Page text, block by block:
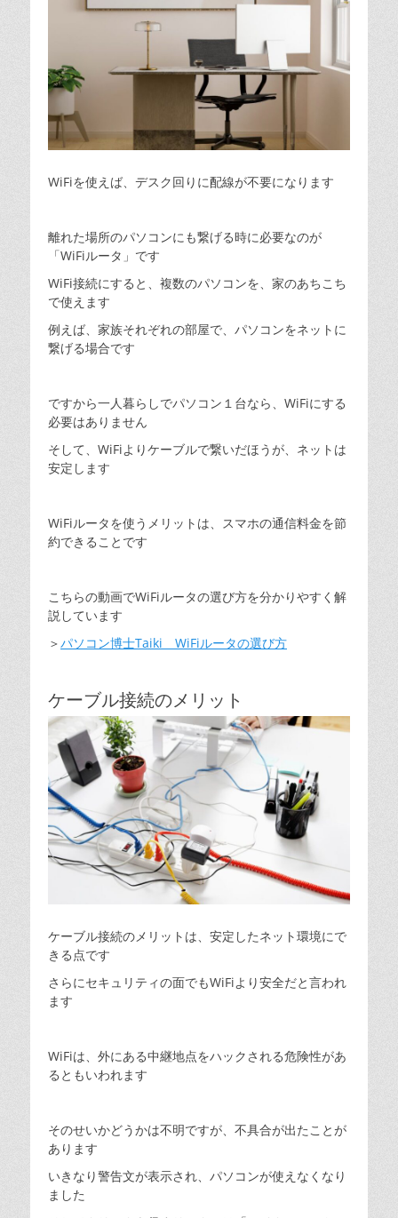
WiFiを使えば、デスク回りに配線が不要になります
離れた場所のパソコンにも繋げる時に必要なのが
「WiFiルータ」です
WiFi接続にすると、複数のパソコンを、家のあちこち
で使えます
例えば、家族それぞれの部屋で、パソコンをネットに
繋げる場合です
ですから一人暮らしでパソコン１台なら、WiFiにする
必要はありません
そして、WiFiよりケーブルで繋いだほうが、ネットは
安定します
WiFiルータを使うメリットは、スマホの通信料金を節
約できることです
こちらの動画でWiFiルータの選び方を分かりやすく解
説しています
＞パソコン博士Taiki WiFiルータの選び方
ケーブル接続のメリット
ケーブル接続のメリットは、安定したネット環境にで
きる点です
さらにセキュリティの面でもWiFiより安全だと言われ
ます
WiFiは、外にある中継地点をハックされる危険性があ
るともいわれます
そのせいかどうかは不明ですが、不具合が出たことが
あります
いきなり警告文が表示され、パソコンが使えなくなり
ました